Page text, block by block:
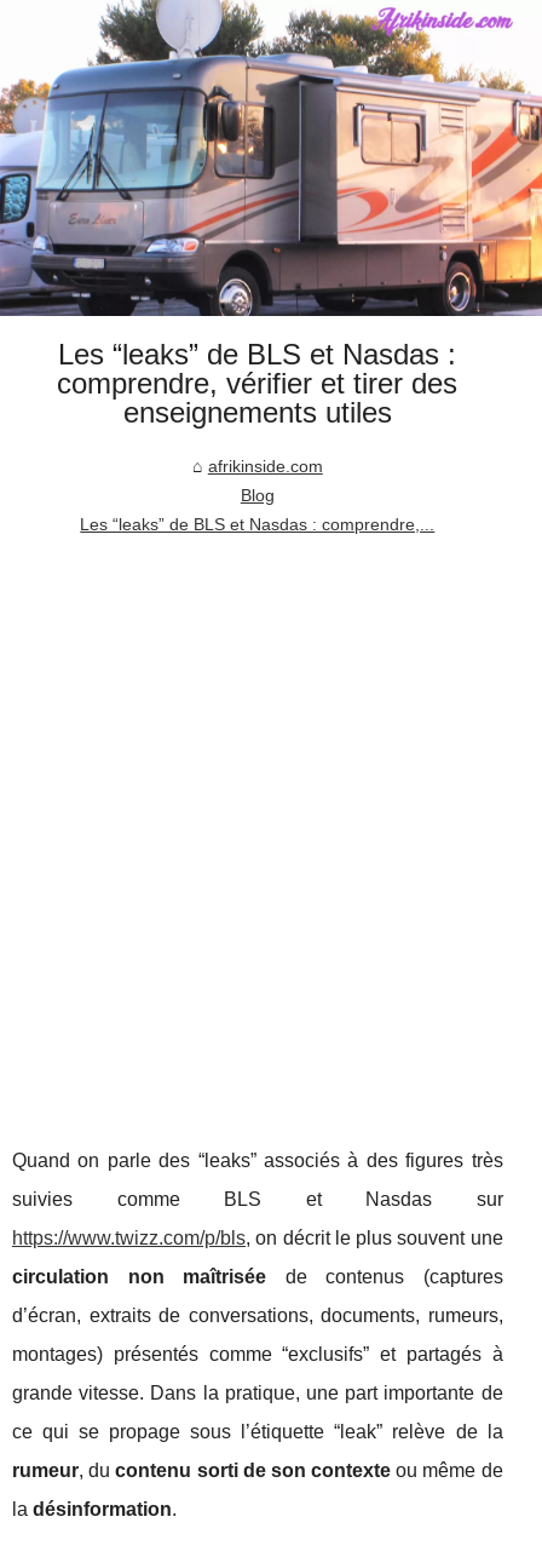
Les “leaks” de BLS et Nasdas :
comprendre, vérifier et tirer des
enseignements utiles
afrikinside.com
Blog
Les “leaks” de BLS et Nasdas : comprendre,...
Quand on parle des “leaks” associés à des figures très
suivies comme BLS et Nasdas sur
https://www.twizz.com/p/bls, on décrit le plus souvent une
circulation non maîtrisée de contenus (captures
d’écran, extraits de conversations, documents, rumeurs,
montages) présentés comme “exclusifs” et partagés à
grande vitesse. Dans la pratique, une part importante de
ce qui se propage sous l’étiquette “leak” relève de la
rumeur, ducontenu sorti de son contexte ou même de
la désinformation.